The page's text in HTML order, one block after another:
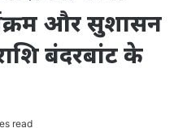
और सुशासन
बंदरबांट के
read